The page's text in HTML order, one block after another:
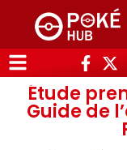
Étude
Guide de